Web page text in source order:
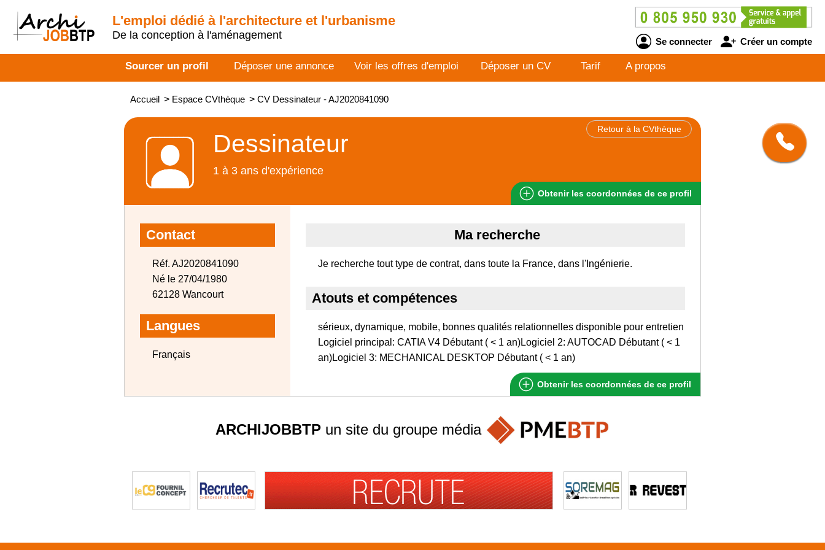
L'emploi dédié à l'architecture et l'urbanisme
De la conception à l'aménagement
Se connecter Créer un compte
Sourcer un profil Déposer une annonce Voir les offres d'emploi Déposer un CV Tarif A propos
Accueil > Espace CVthèque > CV Dessinateur - AJ2020841090
Retour à la CVthèque
Dessinateur
1 à 3 ans d'expérience
Obtenir les coordonnées de ce profil
Contact
Réf. AJ2020841090
Né le 27/04/1980
62128 Wancourt
Langues
Français
Ma recherche
Je recherche tout type de contrat, dans toute la France, dans l'Ingénierie.
Atouts et compétences
sérieux, dynamique, mobile, bonnes qualités relationnelles disponible pour entretien
Logiciel principal: CATIA V4 Débutant ( < 1 an)Logiciel 2: AUTOCAD Débutant ( < 1
an)Logiciel 3: MECHANICAL DESKTOP Débutant ( < 1 an)
Obtenir les coordonnées de ce profil
ARCHIJOBBTPun site du groupe média